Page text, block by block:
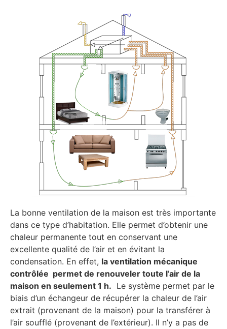
La bonne ventilation de la maison est très importante
dans ce type d’habitation. Elle permet d’obtenir une
chaleur permanente tout en conservant une
excellente qualité de l’air et en évitant la
condensation. En effet, la ventilation mécanique
contrôlée permet de renouveler toute l’air de la
maison en seulement 1 h. Le système permet par le
biais d’un échangeur de récupérer la chaleur de l’air
extrait (provenant de la maison) pour la transférer à
l’air soufflé (provenant de l’extérieur). Il n’y a pas de